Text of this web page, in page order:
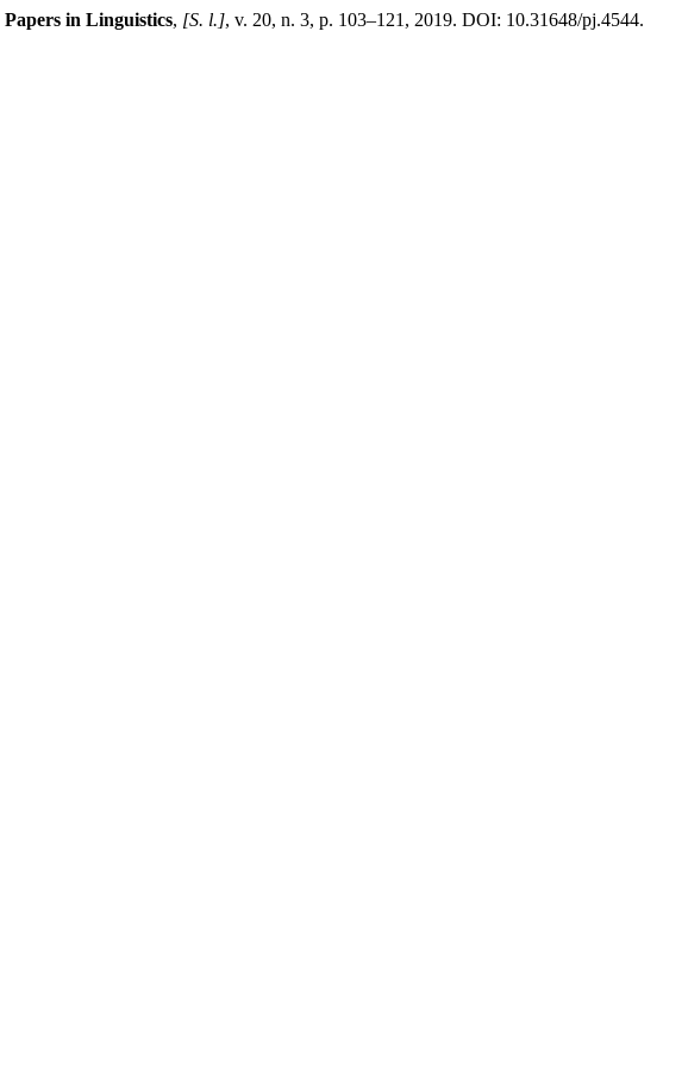
Papers in Linguistics, [S. l.], v. 20, n. 3, p. 103–121, 2019. DOI: 10.31648/pj.4544.